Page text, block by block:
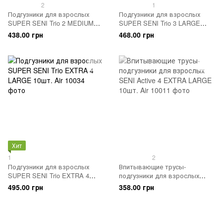
2
Подгузники для взрослых
SUPER SENI Trio 2 MEDIUM
10шт. Air
438.00 грн
1
Подгузники для взрослых
SUPER SENI Trio 3 LARGE
10шт. Air
468.00 грн
Хит
1
Подгузники для взрослых
SUPER SENI Trio EXTRA 4
LARGE 10шт. Air
495.00 грн
2
Впитывающие трусы-
подгузники для взрослых
SENI Active 4 EXTRA LARGE
10шт. Air
358.00 грн